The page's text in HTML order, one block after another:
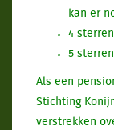
kan er
4
5
Als een
Stichting
verstrekken